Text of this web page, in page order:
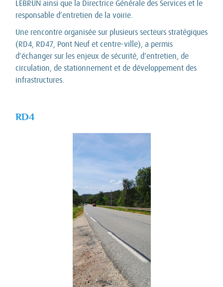
LEBRUN ainsi que la Directrice Générale des Services et le
responsable d’entretien de la voirie.
Une rencontre organisée sur plusieurs secteurs stratégiques
(RD4, RD47, Pont Neuf et centre-ville), a permis
d’échanger sur les enjeux de sécurité, d’entretien, de
circulation, de stationnement et de développement des
infrastructures.
RD4